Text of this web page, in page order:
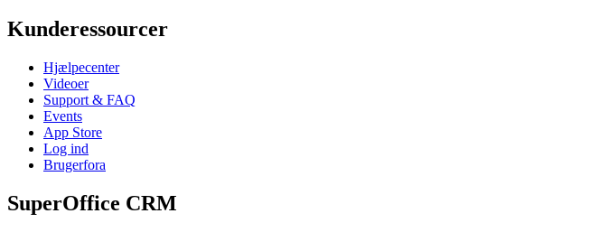
Kunderessourcer
Hjælpecenter
Videoer
Support & FAQ
Events
App Store
Log ind
Brugerfora
SuperOffice CRM